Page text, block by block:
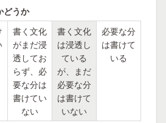
どうか
書く文化
がまだ浸
透してお
らず、必
要な分は
書けてい
ない
書く文化
は浸透し
ている
が、まだ
必要な分
は書けて
いない
必要な分
は書けて
いる